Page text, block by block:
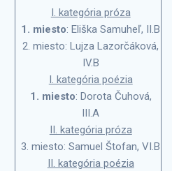
I. kategória próza
1. miesto: Eliška Samuheľ, II.B
2. miesto: Lujza Lazorčáková,
IV.B
I. kategória poézia
1. miesto: Dorota Čuhová,
III.A
II. kategória próza
3. miesto: Samuel Štofan, VI.B
II. kategória poézia